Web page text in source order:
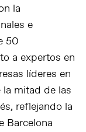
la
e
50
a expertos en
líderes en
la mitad de las
reflejando la
Barcelona